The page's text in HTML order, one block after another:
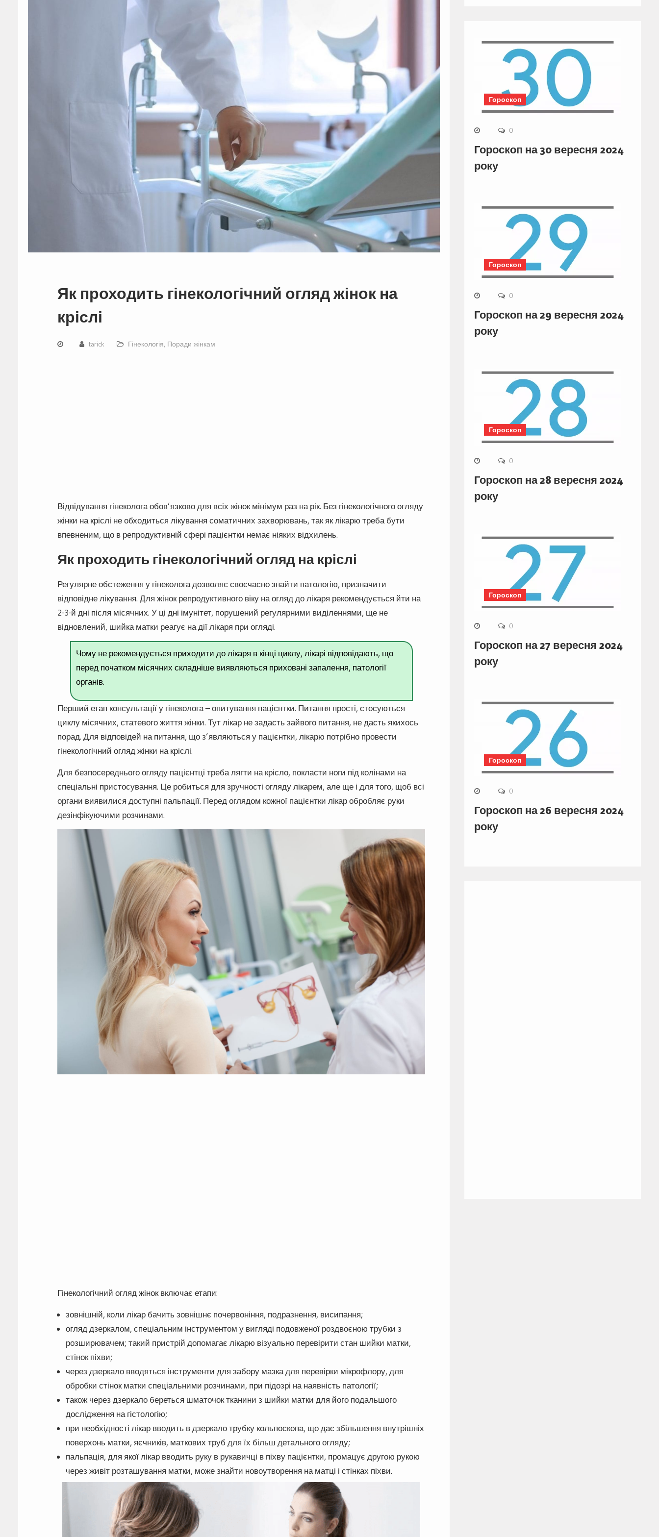
Як проходить гінекологічний огляд жінок на
кріслі
tarick Гінекологія, Поради жінкам
Відвідування гінеколога обов’язково для всіх жінок мінімум раз на рік. Без гінекологічного огляду
жінки на кріслі не обходиться лікування соматичних захворювань, так як лікарю треба бути
впевненим, що в репродуктивній сфері пацієнтки немає ніяких відхилень.
Як проходить гінекологічний огляд на кріслі
Регулярне обстеження у гінеколога дозволяє своєчасно знайти патологію, призначити
відповідне лікування. Для жінок репродуктивного віку на огляд до лікаря рекомендується йти на
2-3-й дні після місячних. У ці дні імунітет, порушений регулярними виділеннями, ще не
відновлений, шийка матки реагує на дії лікаря при огляді.
Чому не рекомендується приходити до лікаря в кінці циклу, лікарі відповідають, що
перед початком місячних складніше виявляються приховані запалення, патології
органів.
Перший етап консультації у гінеколога – опитування пацієнтки. Питання прості, стосуються
циклу місячних, статевого життя жінки. Тут лікар не задасть зайвого питання, не дасть якихось
порад. Для відповідей на питання, що з’являються у пацієнтки, лікарю потрібно провести
гінекологічний огляд жінки на кріслі.
Для безпосереднього огляду пацієнтці треба лягти на крісло, покласти ноги під колінами на
спеціальні пристосування. Це робиться для зручності огляду лікарем, але ще і для того, щоб всі
органи виявилися доступні пальпації. Перед оглядом кожної пацієнтки лікар обробляє руки
дезінфікуючими розчинами.
Гінекологічний огляд жінок включає етапи:
зовнішній, коли лікар бачить зовнішнє почервоніння, подразнення, висипання;
огляд дзеркалом, спеціальним інструментом у вигляді подовженої роздвоєною трубки з
розширювачем; такий пристрій допомагає лікарю візуально перевірити стан шийки матки,
стінок піхви;
через дзеркало вводяться інструменти для забору мазка для перевірки мікрофлору, для
обробки стінок матки спеціальними розчинами, при підозрі на наявність патології;
також через дзеркало береться шматочок тканини з шийки матки для його подальшого
дослідження на гістологію;
при необхідності лікар вводить в дзеркало трубку кольпоскопа, що дає збільшення внутрішніх
поверхонь матки, яєчників, маткових труб для їх більш детального огляду;
пальпація, для якої лікар вводить руку в рукавичці в піхву пацієнтки, промацує другою рукою
через живіт розташування матки, може знайти новоутворення на матці і стінках піхви.
Гороскоп
0
Гороскоп на 30 вересня 2024
року
Гороскоп
0
Гороскоп на 29 вересня 2024
року
Гороскоп
0
Гороскоп на 28 вересня 2024
року
Гороскоп
0
Гороскоп на 27 вересня 2024
року
Гороскоп
0
Гороскоп на 26 вересня 2024
року